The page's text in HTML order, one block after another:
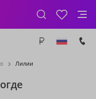
Лилии